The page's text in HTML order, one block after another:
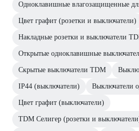
Одноклавишные влагозащищенные
Цвет графит (розетки и выключатели)
Накладные розетки и выключатели
Открытые одноклавишные
Скрытые выключатели TDM
IP44 (выключатели) Выключатели
Цвет графит (выключатели)
TDM Селигер (розетки и